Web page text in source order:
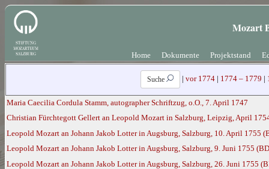
Mozart
Home Dokumente Projektstand
Suche | vor 1774| 1774 – 1779 |
Maria Caecilia Cordula Stamm, autographer Schriftzug, o.O., 7. April 1747
Christian Fürchtegott Gellert an Leopold Mozart in Salzburg, Leipzig, April
Leopold Mozart an Johann Jakob Lotter in Augsburg, Salzburg, 10. April 1755
Leopold Mozart an Johann Jakob Lotter in Augsburg, Salzburg, 9. Juni 1755
Leopold Mozart an Johann Jakob Lotter in Augsburg, Salzburg, 26. Juni 1755